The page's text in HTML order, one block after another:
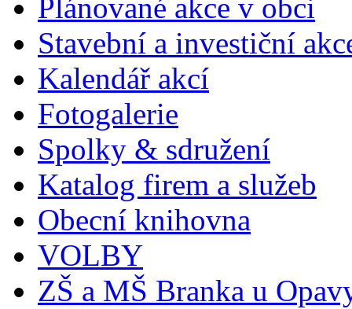
Plánované akce v obci
Stavební a investiční
Kalendář akcí
Fotogalerie
Spolky & sdružení
Katalog firem a služeb
Obecní knihovna
VOLBY
ZŠ a MŠ Branka u